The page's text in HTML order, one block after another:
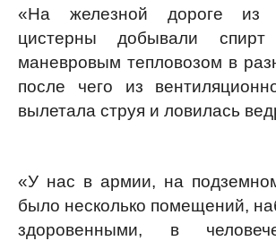
«На железной дороге из
цистерны добывали
маневровым тепловозом в
после чего из
вылетала струя и ловилась
«У нас в армии, на
было несколько помещений,
здоровенными, в